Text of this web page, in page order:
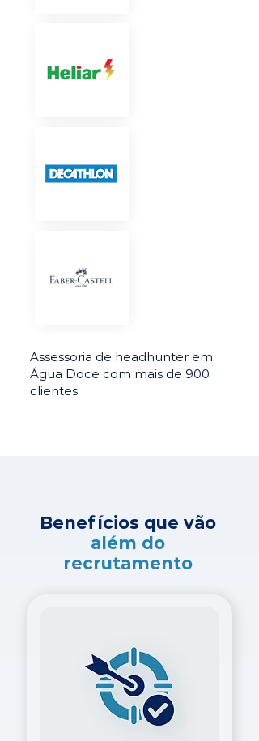
Assessoria de headhunter em
Água Doce com mais de 900
clientes.
Benefícios que vão
além do
recrutamento